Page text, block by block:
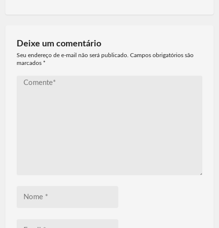
Deixe um comentário
Seu endereço de e-mail não será publicado. Campos obrigatórios são
marcados *
Comente*